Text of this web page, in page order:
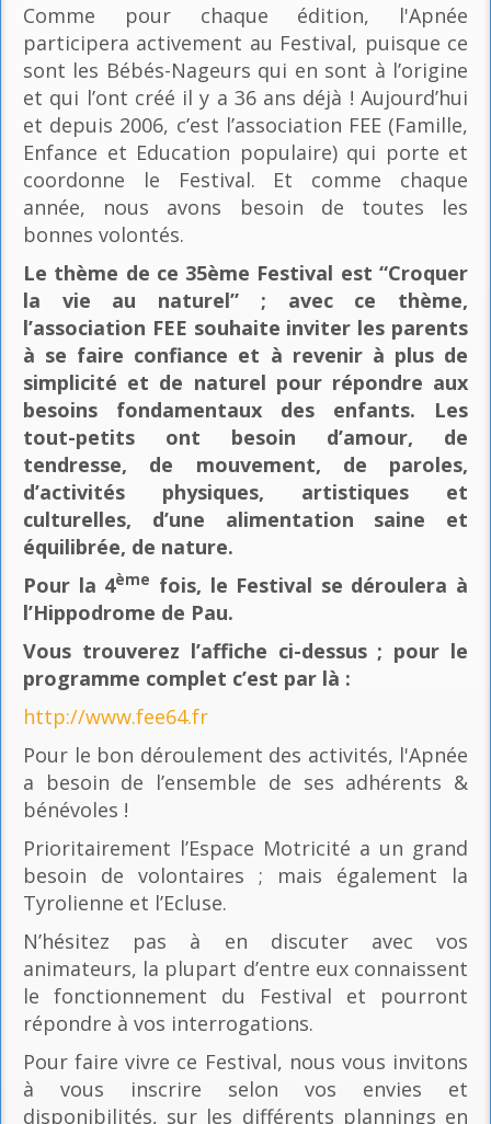
Comme pour chaque édition, l'Apnée
participera activement au Festival, puisque ce
sont les Bébés-Nageurs qui en sont à l’origine
et qui l’ont créé il y a 36 ans déjà ! Aujourd’hui
et depuis 2006, c’est l’association FEE (Famille,
Enfance et Education populaire) qui porte et
coordonne le Festival. Et comme chaque
année, nous avons besoin de toutes les
bonnes volontés.
Le thème de ce 35ème Festival est “Croquer
la vie au naturel” ; avec ce thème,
l’association FEE souhaite inviter les parents
à se faire confiance et à revenir à plus de
simplicité et de naturel pour répondre aux
besoins fondamentaux des enfants. Les
tout-petits ont besoin d’amour, de
tendresse, de mouvement, de paroles,
d’activités physiques, artistiques et
culturelles, d’une alimentation saine et
équilibrée, de nature.
Pour la 4ème fois, le Festival se déroulera à
l’Hippodrome de Pau.
Vous trouverez l’affiche ci-dessus ; pour le
programme complet c’est par là :
http://www.fee64.fr
Pour le bon déroulement des activités, l'Apnée
a besoin de l’ensemble de ses adhérents &
bénévoles !
Prioritairement l’Espace Motricité a un grand
besoin de volontaires ; mais également la
Tyrolienne et l’Ecluse.
N’hésitez pas à en discuter avec vos
animateurs, la plupart d’entre eux connaissent
le fonctionnement du Festival et pourront
répondre à vos interrogations.
Pour faire vivre ce Festival, nous vous invitons
à vous inscrire selon vos envies et
disponibilités, sur les différents plannings en